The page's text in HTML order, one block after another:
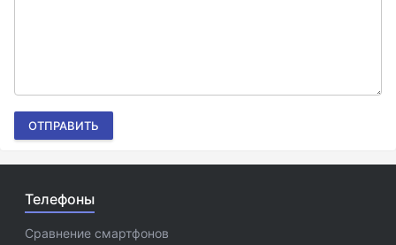
ОТПРАВИТЬ
Телефоны
Сравнение смартфонов